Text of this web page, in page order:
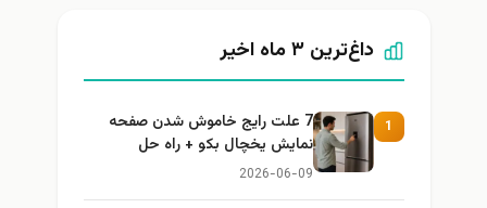
داغ‌ترین ۳ ماه اخیر
1
7 علت رایج خاموش شدن صفحه
نمایش یخچال بکو + راه حل
2026-06-09